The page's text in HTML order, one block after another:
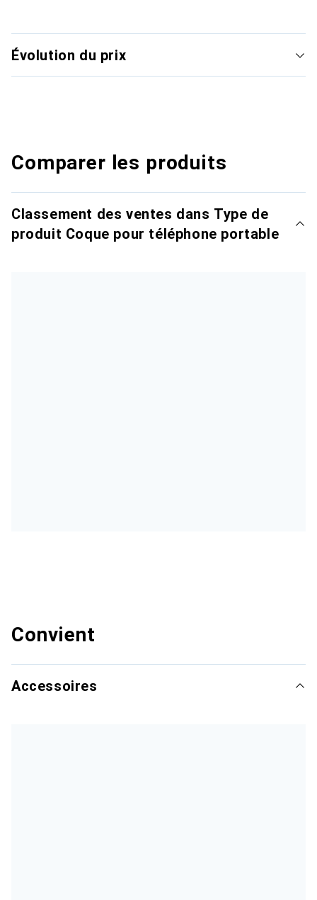
Évolution du prix
Comparer les produits
Classement des ventes dans Type de
produit Coque pour téléphone portable
Convient
Accessoires